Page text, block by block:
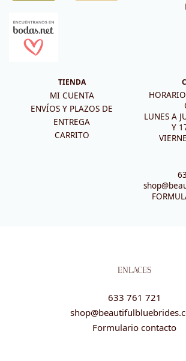
TIENDA
MI CUENTA
ENVÍOS Y PLAZOS DE
ENTREGA
CARRITO
LUNES A
Y
ENLACES
633 761 721
Formulario contacto